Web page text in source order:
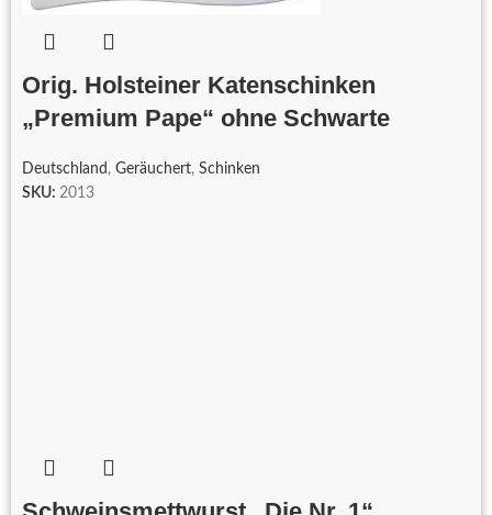
Orig. Holsteiner Katenschinken
„Premium Pape“ ohne Schwarte
Deutschland , Geräuchert, Schinken
SKU: 2013